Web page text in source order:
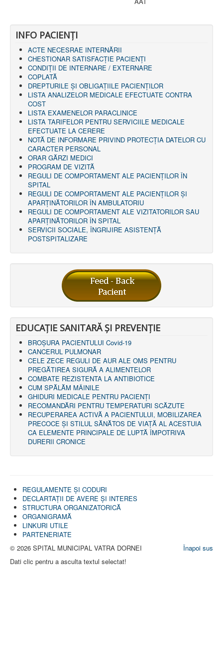
COMITET DIRECTOR
DECLARATIE MANAGER PRIVIND IMPLEMENTAREA
SISTEMULUI DE CALITATE 2019
PLAN MANAGEMENT
INTEGRITATE
ADMINISTRATIV
RESURSE UMANE
INFORMAŢII
PROGRAM VOLUNTARIAT
JURIDIC
LEGISLAȚIE
ECONOMIC
ACHIZIŢII PUBLICE
BUGET
CONTRACTE C.A.S.
CONTRACTE PROGRAME NAȚIONALE
CHELTUIELI
CONSILIU DE ETICĂ
CONTACT
INFORMAŢII CONTACT
RELAȚIA CU MASS-MEDIA
PURTĂTOR DE CUVÂNT
REGULI ACCES MASS-MEDIA
ORAR AUDIENŢE
PROGRAMARE ONLINE
INFO PACIENŢI
ACTE NECESRAE INTERNĂRII
CHESTIONAR SATISFACŢIE PACIENŢI
CONDIȚII DE INTERNARE / EXTERNARE
COPLATĂ
DREPTURILE ŞI OBLIGAŢIILE PACIENȚILOR
LISTA ANALIZELOR MEDICALE EFECTUATE CONTRA
COST
LISTA EXAMENELOR PARACLINICE
LISTA TARIFELOR PENTRU SERVICIILE MEDICALE
EFECTUATE LA CERERE
NOTĂ DE INFORMARE PRIVIND PROTECŢIA DATELOR CU
CARACTER PERSONAL
ORAR GĂRZI MEDICI
PROGRAM DE VIZITĂ
REGULI DE COMPORTAMENT ALE PACIENȚILOR ÎN
SPITAL
REGULI DE COMPORTAMENT ALE PACIENȚILOR ȘI
APARȚINĂTORILOR ÎN AMBULATORIU
REGULI DE COMPORTAMENT ALE VIZITATORILOR SAU
APARȚINĂTORILOR ÎN SPITAL
SERVICII SOCIALE, ÎNGRIJIRE ASISTENŢĂ
POSTSPITALIZARE
EDUCAȚIE SANITARĂ ȘI PREVENȚIE
BROȘURA PACIENTULUI Covid-19
CANCERUL PULMONAR
CELE ZECE REGULI DE AUR ALE OMS PENTRU
PREGĂTIREA SIGURĂ A ALIMENTELOR
COMBATE REZISTENTA LA ANTIBIOTICE
CUM SPĂLĂM MÂINILE
GHIDURI MEDICALE PENTRU PACIENȚI
RECOMANDĂRI PENTRU TEMPERATURI SCĂZUTE
RECUPERAREA ACTIVĂ A PACIENTULUI, MOBILIZAREA
PRECOCE ȘI STILUL SĂNĂTOS DE VIAȚĂ AL ACESTUIA
CA ELEMENTE PRINCIPALE DE LUPTĂ ÎMPOTRIVA
DURERII CRONICE
REGULAMENTE ŞI CODURI
DECLARTAŢII DE AVERE ȘI INTERES
STRUCTURA ORGANIZATORICĂ
ORGANIGRAMĂ
LINKURI UTILE
PARTENERIATE
Înapoi sus
© 2026 SPITAL MUNICIPAL VATRA DORNEI
Dati clic pentru a asculta textul selectat!